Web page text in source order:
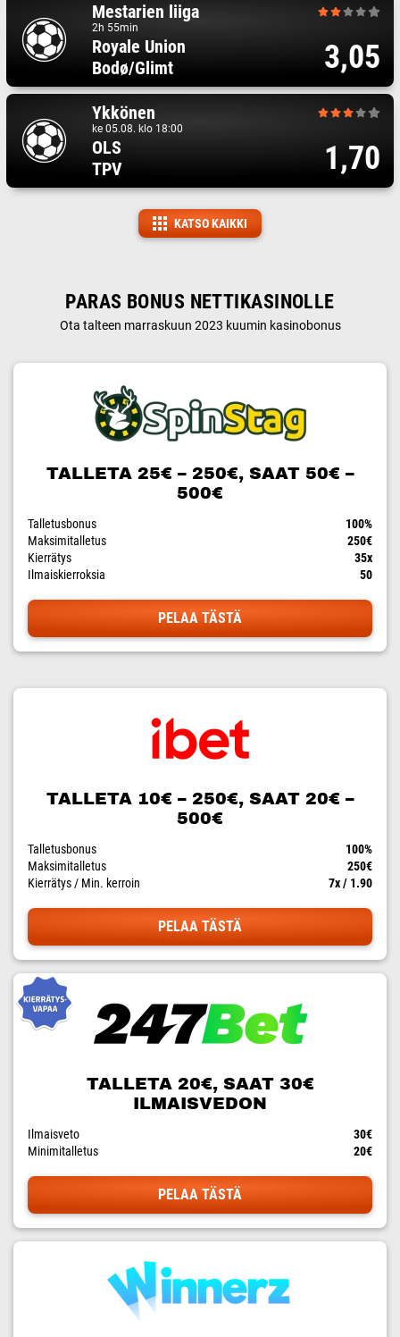
Mestarien liiga
2h 55min
Royale Union
Bodø/Glimt
3,05
Ykkönen
ke 05.08. klo 18:00
OLS
TPV
1,70
KATSO KAIKKI
PARAS BONUS NETTIKASINOLLE
Ota talteen marraskuun 2023 kuumin kasinobonus
TALLETA 25€ – 250€, SAAT 50€ –
500€
Talletusbonus
100%
Maksimitalletus
250€
Kierrätys
35x
Ilmaiskierroksia
50
PELAA TÄSTÄ
TALLETA 10€ – 250€, SAAT 20€ –
500€
Talletusbonus
100%
Maksimitalletus
250€
Kierrätys / Min. kerroin
7x / 1.90
PELAA TÄSTÄ
TALLETA 20€, SAAT 30€
ILMAISVEDON
Ilmaisveto
30€
Minimitalletus
20€
PELAA TÄSTÄ